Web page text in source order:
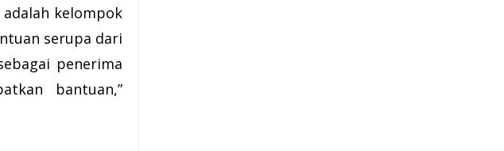
kelompok
serupa dari
penerima
bantuan,”